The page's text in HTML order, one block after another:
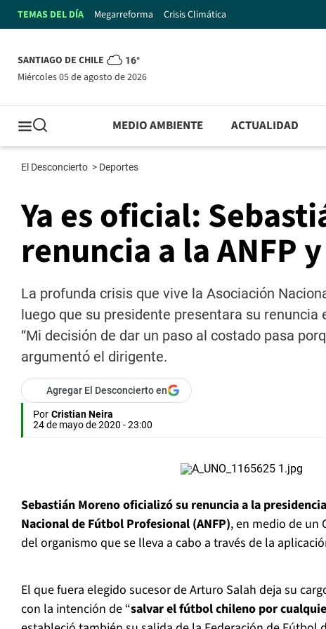
TEMAS DEL DÍA Megarreforma Crisis Climática
SANTIAGO DE CHILE 16°
miércoles 05 de agosto de 2026
MEDIO AMBIENTE ACTUALIDAD
El Desconcierto > Deportes
Ya es oficial:
renuncia a la ANFP
La profunda crisis que vive la Asociación
luego que su presidente presentara su
“Mi decisión de dar un paso al costado pasa
argumentó el dirigente.
Agregar El Desconcierto en
Por Cristian Neira
24 de mayo de 2020 - 23:00
Sebastián Moreno oficializó su renuncia a la
Nacional de Fútbol Profesional (ANFP), en medio de un
del organismo que se lleva a cabo a través de la
El que fuera elegido sucesor de Arturo Salah deja su
con la intención de “salvar el fútbol chileno por